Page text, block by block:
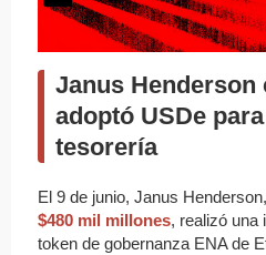
Janus Henderson
adoptó USDe
tesorería
El 9 de junio, Janus
$480 mil millones, realizó una
token de gobernanza ENA de